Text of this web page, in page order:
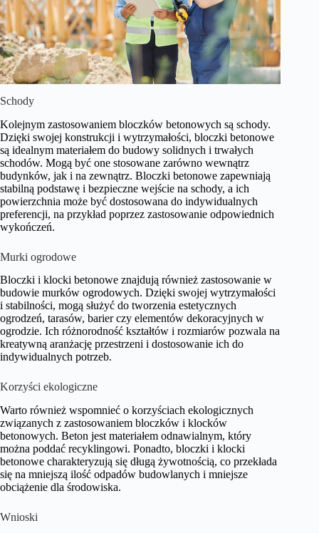
Schody
Kolejnym zastosowaniem bloczków betonowych są schody.
Dzięki swojej konstrukcji i wytrzymałości, bloczki betonowe
są idealnym materiałem do budowy solidnych i trwałych
schodów. Mogą być one stosowane zarówno wewnątrz
budynków, jak i na zewnątrz. Bloczki betonowe zapewniają
stabilną podstawę i bezpieczne wejście na schody, a ich
powierzchnia może być dostosowana do indywidualnych
preferencji, na przykład poprzez zastosowanie odpowiednich
wykończeń.
Murki ogrodowe
Bloczki i klocki betonowe znajdują również zastosowanie w
budowie murków ogrodowych. Dzięki swojej wytrzymałości
i stabilności, mogą służyć do tworzenia estetycznych
ogrodzeń, tarasów, barier czy elementów dekoracyjnych w
ogrodzie. Ich różnorodność kształtów i rozmiarów pozwala na
kreatywną aranżację przestrzeni i dostosowanie ich do
indywidualnych potrzeb.
Korzyści ekologiczne
Warto również wspomnieć o korzyściach ekologicznych
związanych z zastosowaniem bloczków i klocków
betonowych. Beton jest materiałem odnawialnym, który
można poddać recyklingowi. Ponadto, bloczki i klocki
betonowe charakteryzują się długą żywotnością, co przekłada
się na mniejszą ilość odpadów budowlanych i mniejsze
obciążenie dla środowiska.
Wnioski